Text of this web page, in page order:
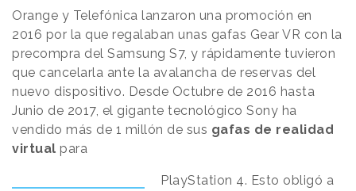
Orange y Telefónica lanzaron una promoción en
2016 por la que regalaban unas gafas Gear VR con la
precompra del Samsung S7, y rápidamente tuvieron
que cancelarla ante la avalancha de reservas del
nuevo dispositivo. Desde Octubre de 2016 hasta
Junio de 2017, el gigante tecnológico Sony ha
vendido más de 1 millón de sus gafas de realidad
virtual para
PlayStation 4. Esto obligó a